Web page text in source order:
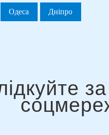
Одеса Дніпро